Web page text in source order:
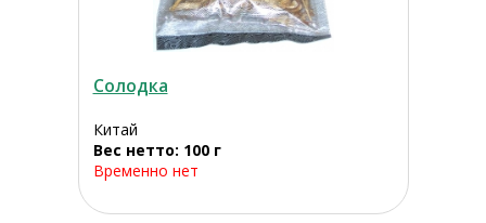
Солодка
Китай
Вес нетто: 100 г
Временно нет